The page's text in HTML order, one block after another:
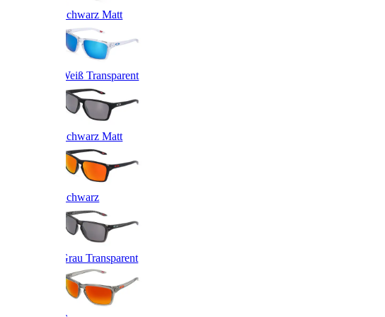
Schwarz Matt
Weiß Transparent
Schwarz Matt
Schwarz
Grau Transparent